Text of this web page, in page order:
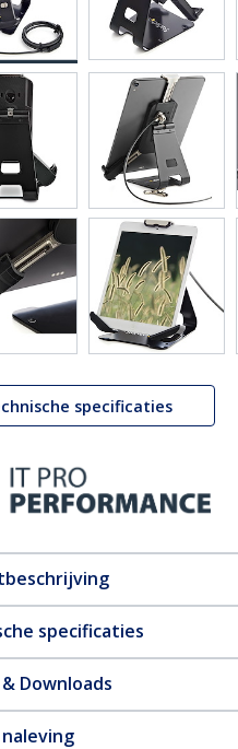
specificaties
specificaties
Downloads
naleving